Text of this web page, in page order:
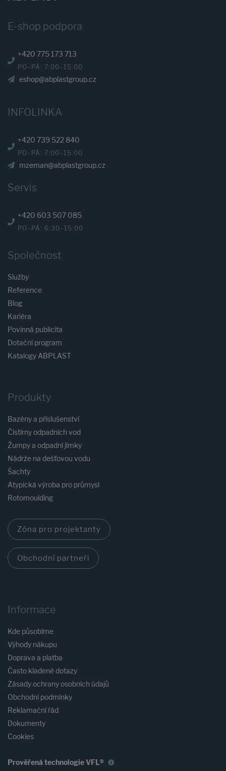
E-shop podpora
+420 775 173 713
PO–PÁ: 7:00–15:00
eshop@abplastgroup.cz
INFOLINKA
+420 739 522 840
PO–PÁ: 7:00–15:00
mzeman@abplastgroup.cz
Servis
+420 603 507 085
PO–PÁ: 6:30–15:00
Společnost
Služby
Reference
Blog
Kariéra
Povinná publicita
Dotační program
Katalogy ABPLAST
Produkty
Bazény a příslušenství
Čistírny odpadních vod
Žumpy a odpadní jímky
Nádrže na dešťovou vodu
Šachty
Atypická výroba pro průmysl
Rotomoulding
Zóna pro projektanty
Obchodní partneři
Informace
Kde působíme
Výhody nákupu
Doprava a platba
Často kladené dotazy
Zásady ochrany osobních údajů
Obchodní podmínky
Reklamační řád
Dokumenty
Cookies
Prověřená technologie VFL®